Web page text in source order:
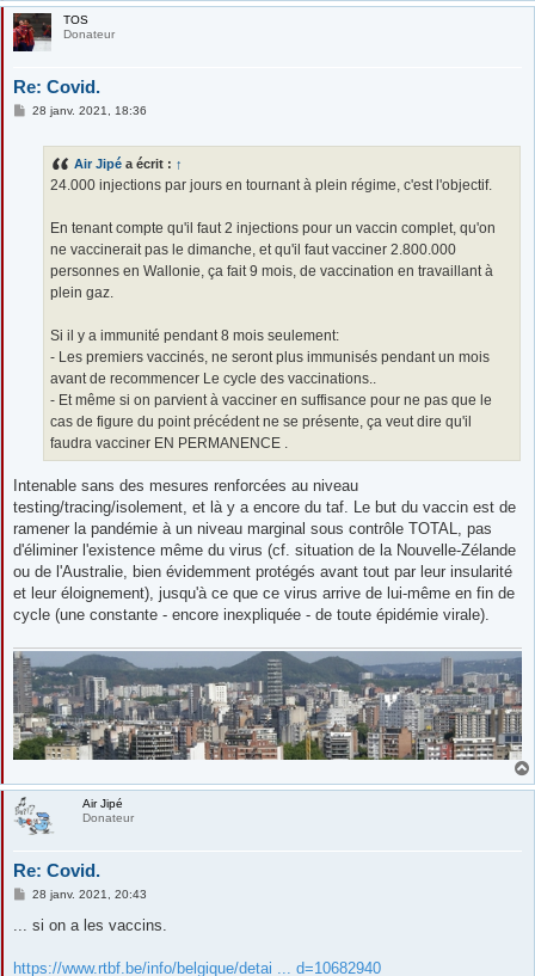
TOS
Donateur
Re: Covid.
M28 janv. 2021, 18:36
Air Jipé a écrit : ↑
24.000 injections par jours en tournant à plein régime, c'est l'objectif.
En tenant compte qu'il faut 2 injections pour un vaccin complet, qu'on
ne vaccinerait pas le dimanche, et qu'il faut vacciner 2.800.000
personnes en Wallonie, ça fait 9 mois, de vaccination en travaillant à
plein gaz.
Si il y a immunité pendant 8 mois seulement:
- Les premiers vaccinés, ne seront plus immunisés pendant un mois
avant de recommencer Le cycle des vaccinations..
- Et même si on parvient à vacciner en suffisance pour ne pas que le
cas de figure du point précédent ne se présente, ça veut dire qu'il
faudra vacciner EN PERMANENCE .
Intenable sans des mesures renforcées au niveau
testing/tracing/isolement, et là y a encore du taf. Le but du vaccin est de
ramener la pandémie à un niveau marginal sous contrôle TOTAL, pas
d'éliminer l'existence même du virus (cf. situation de la Nouvelle-Zélande
ou de l'Australie, bien évidemment protégés avant tout par leur insularité
et leur éloignement), jusqu'à ce que ce virus arrive de lui-même en fin de
cycle (une constante - encore inexpliquée - de toute épidémie virale).
Air Jipé
Donateur
Re: Covid.
M
s
g
28 janv. 2021, 20:43
... si on a les vaccins.
https://www.rtbf.be/info/belgique/detai ... d=10682940